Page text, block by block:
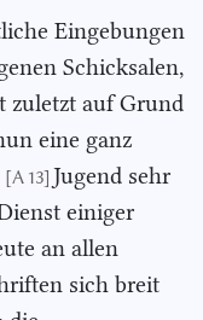
Eingebungen
Schicksalen,
zuletzt auf Grund
eine ganz
[A 13] Jugend sehr
einiger
an allen
sich breit